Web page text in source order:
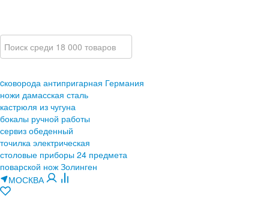
cковорода антипригарная Германия
ножи дамасская сталь
кастрюля из чугуна
бокалы ручной работы
сервиз обеденный
точилка электрическая
столовые приборы 24 предмета
поварской нож Золинген
МОСКВА